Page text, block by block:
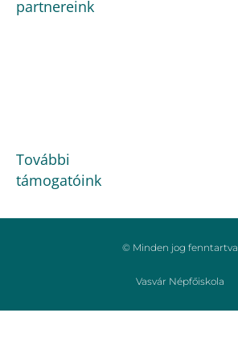
partnereink
További
támogatóink
© Minden jog fenntartva
Vasvár Népfőiskola